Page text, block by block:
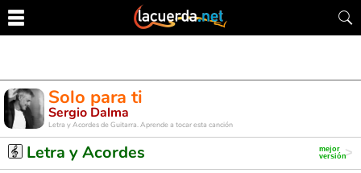
Solo para ti
Sergio Dalma
Letra y Acordes de Guitarra. Aprende a tocar esta canción
Letra y Acordes